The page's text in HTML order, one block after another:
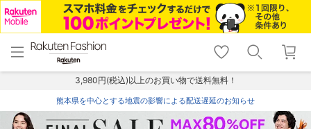
menu home
トップ
shopping_cart lock_outline
ログイン
3,980円(税込)以上のお買い物で送料無料！
熊本県を中心とする地震の影響による配送遅延のお知らせ